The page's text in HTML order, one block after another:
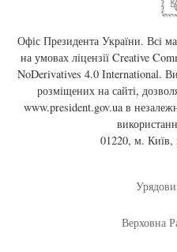
Офіс Президента України. Всі
на умовах ліцензії Creative
NoDerivatives 4.0 International.
розміщених на сайті,
www.president.gov.uaв
01220, м. Київ,
Верховна